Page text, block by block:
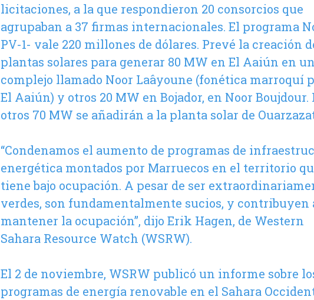
licitaciones, a la que respondieron 20 consorcios que
agrupaban a 37 firmas internacionales. El programa
PV-1- vale 220 millones de dólares. Prevé la creación
plantas solares para generar 80 MW en El Aaiún en un
complejo llamado Noor Laâyoune (fonética marroquí
El Aaiún) y otros 20 MW en Bojador, en Noor Boujdour.
otros 70 MW se añadirán a la planta solar de
“Condenamos el aumento de programas de
energética montados por Marruecos en el territorio
tiene bajo ocupación. A pesar de ser
verdes, son fundamentalmente sucios, y contribuyen
mantener la ocupación”, dijo Erik Hagen, de Western
Sahara Resource Watch (WSRW).
El 2 de noviembre, WSRW publicó un informe sobre
programas de energía renovable en el Sahara